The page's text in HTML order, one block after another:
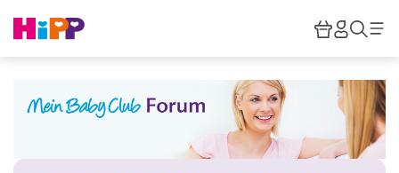
HiPP